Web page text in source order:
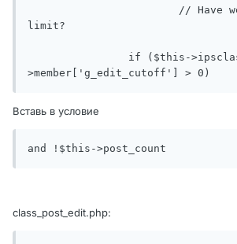
limit?
>member['g_edit_cutoff'] > 0)
Вставь в условие
and !$this->post_count
class_post_edit.php: